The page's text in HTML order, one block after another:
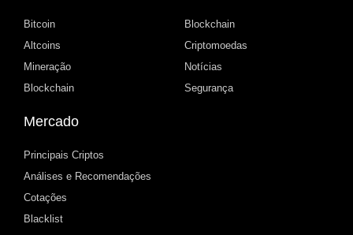
Bitcoin
Altcoins
Mineração
Blockchain
Blockchain
Criptomoedas
Notícias
Segurança
Mercado
Principais Criptos
Análises e Recomendações
Cotações
Blacklist